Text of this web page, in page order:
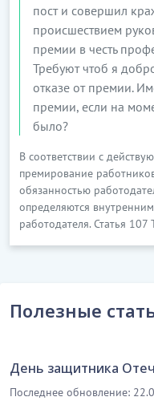
пост и совершил
происшествием
премии в честь
Требуют чтоб я
отказе от премии.
премии, если на
было?
В соответствии с
премирование
обязанностью
определяются
работодателя. Статья
Полезные
День защитника
Последнее обновление: